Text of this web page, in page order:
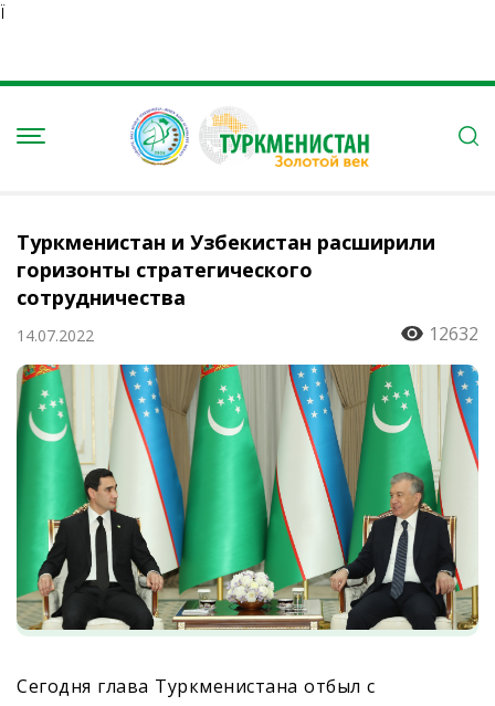
Ï
Туркменистан и Узбекистан расширили
горизонты стратегического
сотрудничества
14.07.2022 12632
Сегодня глава Туркменистана отбыл с